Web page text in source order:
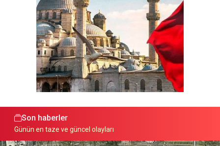
Son haberler
Günün en taze ve güncel olayları